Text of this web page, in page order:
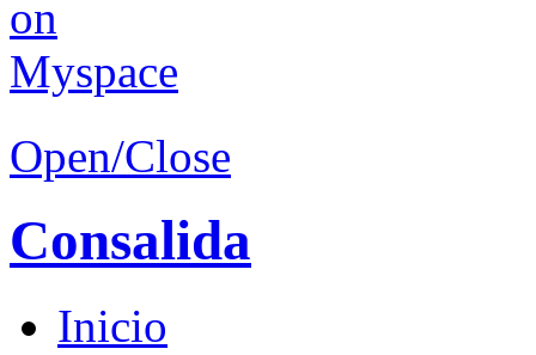
Open/Close
Consalida
Inicio